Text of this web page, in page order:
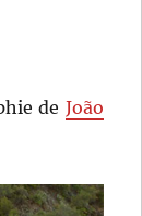
de João